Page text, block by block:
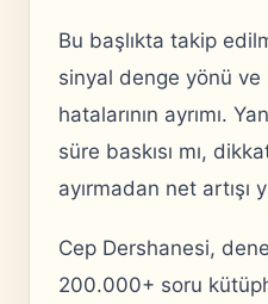
Bu başlıkta takip
sinyal denge yönü ve
hatalarının ayrımı.
süre baskısı mı,
ayırmadan net artışı
Cep Dershanesi,
200.000+ soru